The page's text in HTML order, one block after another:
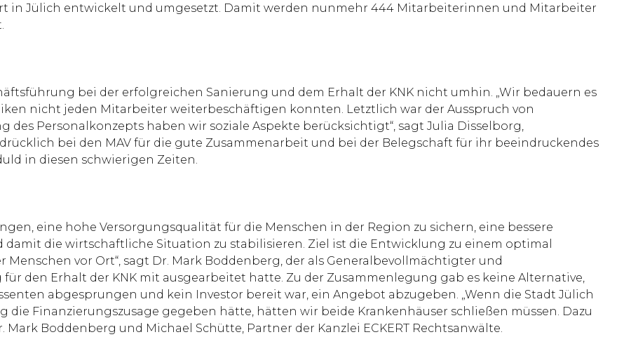
in Jülich entwickelt und umgesetzt. Damit werden nunmehr 444 Mitarbeiterinnen und Mitarbeiter
bei der erfolgreichen Sanierung und dem Erhalt der KNK nicht umhin. „Wir bedauern es
nicht jeden Mitarbeiter weiterbeschäftigen konnten. Letztlich war der Ausspruch von
Personalkonzepts haben wir soziale Aspekte berücksichtigt“, sagt Julia Disselborg,
bei den MAV für die gute Zusammenarbeit und bei der Belegschaft für ihr beeindruckendes
in diesen schwierigen Zeiten.
eine hohe Versorgungsqualität für die Menschen in der Region zu sichern, eine bessere
damit die wirtschaftliche Situation zu stabilisieren. Ziel ist die Entwicklung zu einem optimal
vor Ort“, sagt Dr. Mark Boddenberg, der als Generalbevollmächtigter und
den Erhalt der KNK mit ausgearbeitet hatte. Zu der Zusammenlegung gab es keine Alternative,
abgesprungen und kein Investor bereit war, ein Angebot abzugeben. „Wenn die Stadt Jülich
Finanzierungszusage gegeben hätte, hätten wir beide Krankenhäuser schließen müssen. Dazu
Boddenberg und Michael Schütte, Partner der Kanzlei ECKERT Rechtsanwälte.